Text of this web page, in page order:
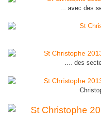
... avec des
.... des